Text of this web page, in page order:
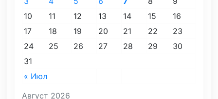
Август 2026
« Июл
10
11 12 13 14 15
16
17
18 19 20 21 22
23
24
25 26 27 28 29
30
31